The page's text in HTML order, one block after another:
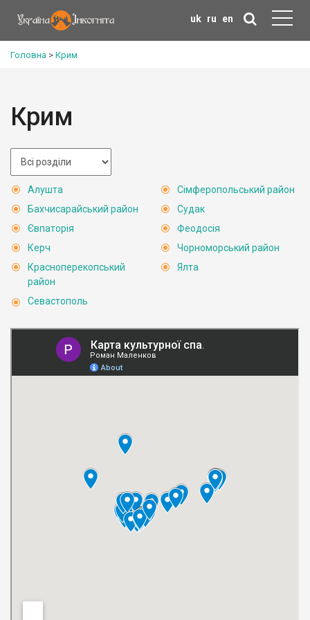
uk ru en
Головна > Крим
Крим
Алушта
Бахчисарайський район
Євпаторія
Керч
Красноперекопський
район
Севастополь
Сімферопольський район
Судак
Феодосія
Чорноморський район
Ялта